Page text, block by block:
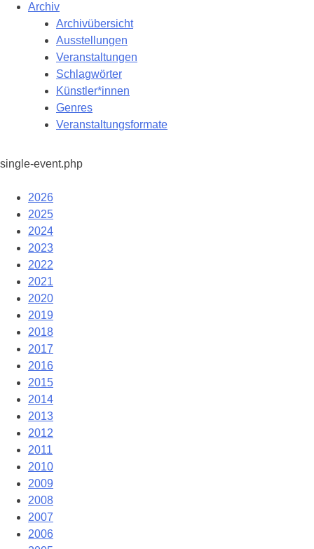
Archiv
Archivübersicht
Ausstellungen
Veranstaltungen
Schlagwörter
Künstler*innen
Genres
Veranstaltungsformate
single-event.php
2026
2025
2024
2023
2022
2021
2020
2019
2018
2017
2016
2015
2014
2013
2012
2011
2010
2009
2008
2007
2006